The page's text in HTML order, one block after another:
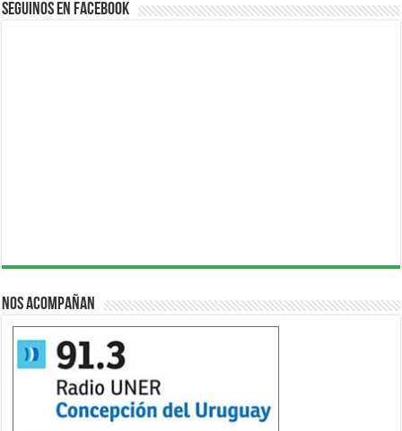
Seguinos en Facebook
Nos acompañan